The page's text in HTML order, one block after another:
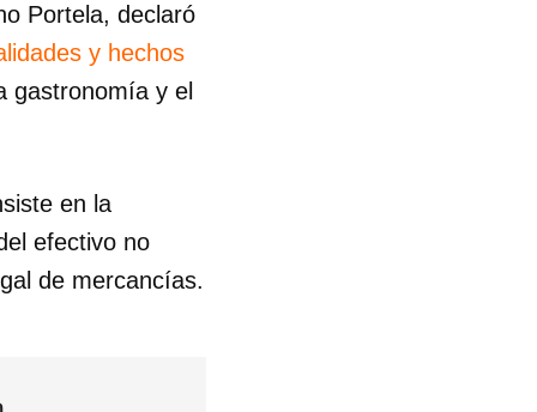
Portela, declaró
y hechos
gastronomía y el
en la
efectivo no
de mercancías.